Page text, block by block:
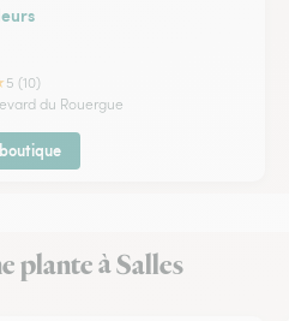
5 (10)
du Rouergue
plante à Salles